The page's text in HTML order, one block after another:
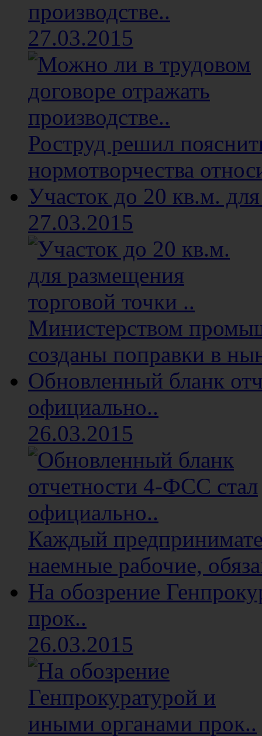
производстве..
27.03.2015
Роструд решил
нормотворчества
Участок до 20 кв.м.
27.03.2015
Министерством
созданы поправки в
Обновленный бланк
официально..
26.03.2015
Каждый
наемные рабочие,
На обозрение
прок..
26.03.2015